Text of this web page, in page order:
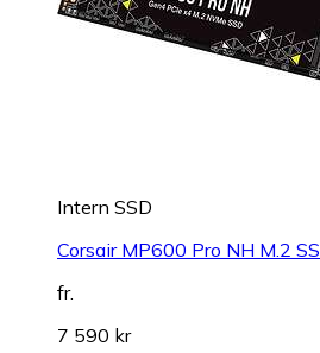
Intern SSD
Corsair MP600 Pro NH M.2
fr.
7 590 kr